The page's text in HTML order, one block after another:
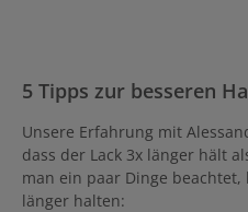
5 Tipps zur besseren
Unsere Erfahrung mit
dass der Lack 3x länger hält
man ein paar Dinge
länger halten: